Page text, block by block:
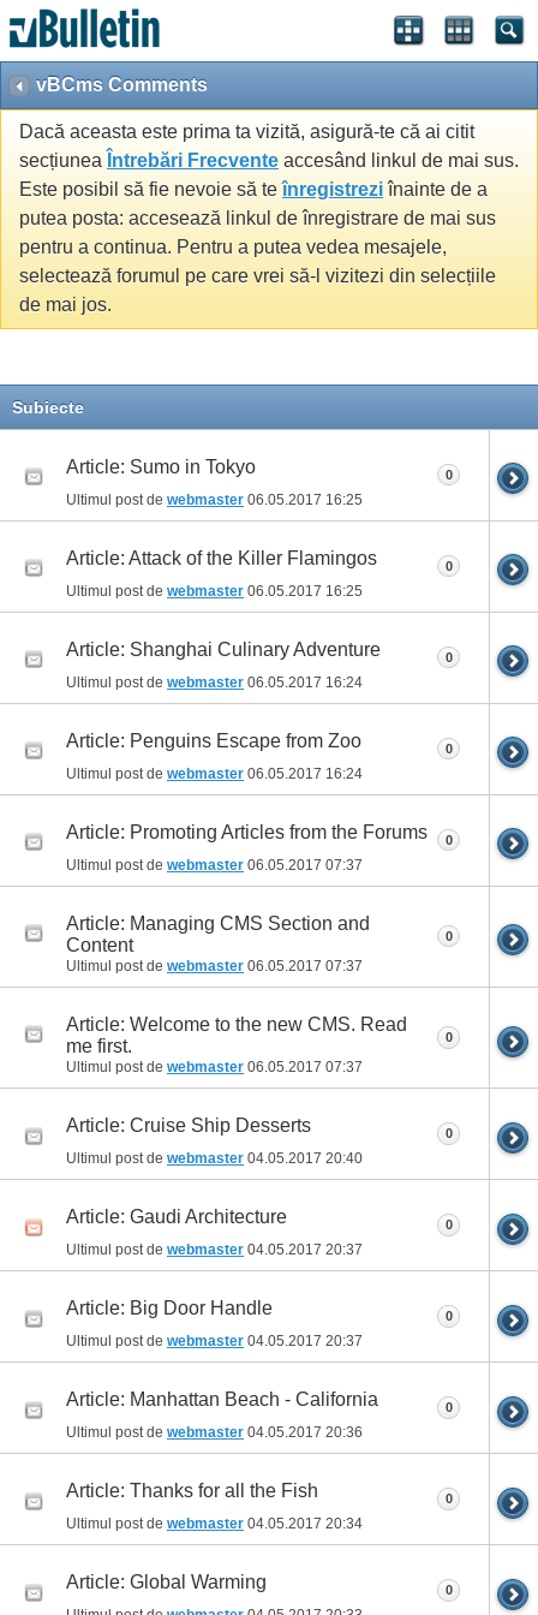
vBCms Comments
Dacă aceasta este prima ta vizită, asigură-te că ai citit
secțiunea Întrebări Frecvente accesând linkul de mai sus.
Este posibil să fie nevoie să teînregistreziînainte de a
putea posta: accesează linkul de înregistrare de mai sus
pentru a continua. Pentru a putea vedea mesajele,
selectează forumul pe care vrei să-l vizitezi din selecțiile
de mai jos.
Subiecte
Article: Sumo in Tokyo
Ultimul post de webmaster 06.05.2017 16:25
0
Article: Attack of the Killer Flamingos
Ultimul post de webmaster 06.05.2017 16:25
0
Article: Shanghai Culinary Adventure
Ultimul post de webmaster 06.05.2017 16:24
0
Article: Penguins Escape from Zoo
Ultimul post de webmaster 06.05.2017 16:24
0
Article: Promoting Articles from the Forums
Ultimul post de webmaster 06.05.2017 07:37
0
Article: Managing CMS Section and
Content
Ultimul post de webmaster 06.05.2017 07:37
0
Article: Welcome to the new CMS. Read
me first.
Ultimul post de webmaster 06.05.2017 07:37
0
Article: Cruise Ship Desserts
Ultimul post de webmaster 04.05.2017 20:40
0
Article: Gaudi Architecture
Ultimul post de webmaster 04.05.2017 20:37
0
Article: Big Door Handle
Ultimul post de webmaster 04.05.2017 20:37
0
Article: Manhattan Beach - California
Ultimul post de webmaster 04.05.2017 20:36
0
Article: Thanks for all the Fish
Ultimul post de webmaster 04.05.2017 20:34
0
Article: Global Warming 0